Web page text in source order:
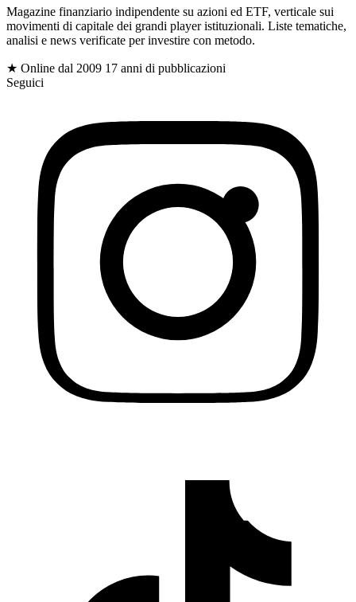
$
Magazine finanziario indipendente su azioni ed ETF, verticale sui
movimenti di capitale dei grandi player istituzionali. Liste tematiche,
analisi e news verificate per investire con metodo.
★ Online dal 2009 17 anni di pubblicazioni
Seguici